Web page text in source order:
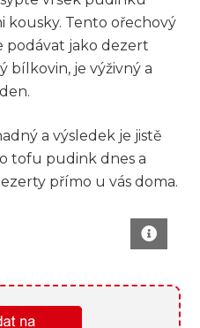
kousky. Tento ořechový
jako dezert
bílkovin,​ je výživný a
a výsledek je jistě
tofu pudink dnes a​
přímo u vás doma.